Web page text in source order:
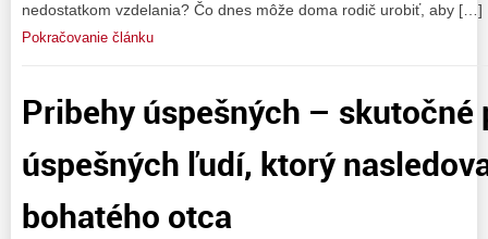
nedostatkom vzdelania? Čo dnes môže doma rodič urobiť, aby […]
Pokračovanie článku
Pribehy úspešných – skutočné
úspešných ľudí, ktorý
bohatého otca